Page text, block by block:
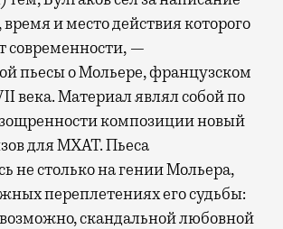
и место действия которого
современности, —
пьесы о Мольере, французском
века. Материал являл собой по
композиции новый
для МХАТ. Пьеса
не столько на гении Мольера,
переплетениях его судьбы:
скандальной любовной